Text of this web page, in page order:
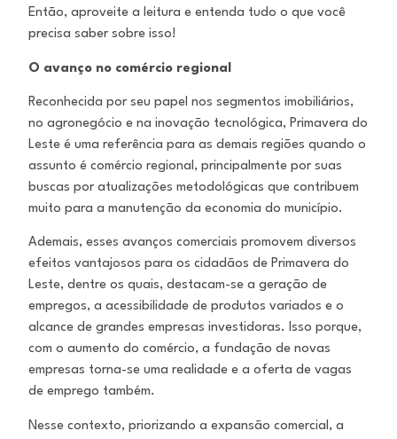
Então, aproveite a leitura e entenda tudo o que você
precisa saber sobre isso!
O avanço no comércio regional
Reconhecida por seu papel nos segmentos imobiliários,
no agronegócio e na inovação tecnológica, Primavera do
Leste é uma referência para as demais regiões quando o
assunto é comércio regional, principalmente por suas
buscas por atualizações metodológicas que contribuem
muito para a manutenção da economia do município.
Ademais, esses avanços comerciais promovem diversos
efeitos vantajosos para os cidadãos de Primavera do
Leste, dentre os quais, destacam-se a geração de
empregos, a acessibilidade de produtos variados e o
alcance de grandes empresas investidoras. Isso porque,
com o aumento do comércio, a fundação de novas
empresas torna-se uma realidade e a oferta de vagas
de emprego também.
Nesse contexto, priorizando a expansão comercial, a